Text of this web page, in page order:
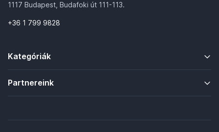
1117 Budapest, Budafoki út 111-113.
+36 1 799 9828
Kategóriák
Partnereink